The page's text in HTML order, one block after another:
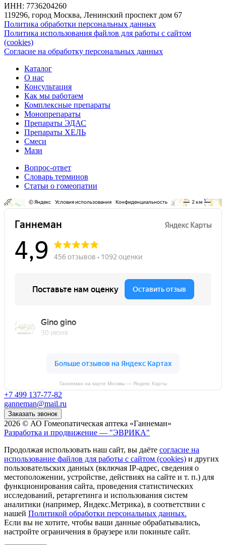
ИНН: 7736204260
119296, город Москва, Ленинский проспект дом 67
Политика обработки персональных данных
Политика использования файлов для работы с сайтом
(cookies)
Согласие на обработку персональных данных
Каталог
О нас
Консультация
Как мы работаем
Комплексные препараты
Монопрепараты
Препараты ЭДАС
Препараты ХЕЛЬ
Смеси
Мази
Вопрос-ответ
Словарь терминов
Статьи о гомеопатии
Ганнеман на карте Москвы — Яндекс Карты
+7 499 137-77-82
ganneman@mail.ru
Заказать звонок
2026 © АО Гомеопатическая аптека «Ганнеман»
Разработка и продвижение — "ЭВРИКА"
Продолжая использовать наш сайт, вы даёте согласие на
использование файлов для работы с сайтом (cookies) и других
пользовательских данных (включая IP-адрес, сведения о
местоположении, устройстве, действиях на сайте и т. п.) для
функционирования сайта, проведения статистических
исследований, ретаргетинга и использования систем
аналитики (например, Яндекс.Метрика), в соответствии с
нашей Политикой обработки персональных данных.
Если вы не хотите, чтобы ваши данные обрабатывались,
настройте ограничения в браузере или покиньте сайт.